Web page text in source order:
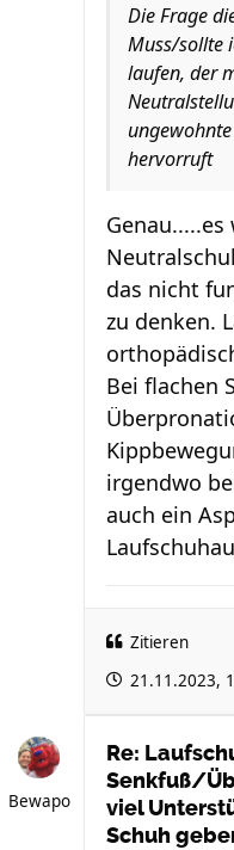
Die Frage
Muss/sollte
laufen, der
hervorruft
Genau.....es
das nicht
zu denken.
Bei flachen
irgendwo
auch ein
Zitieren
21.11.2023,
Bewapo
Re:
Senkfuß/
viel
Schuh